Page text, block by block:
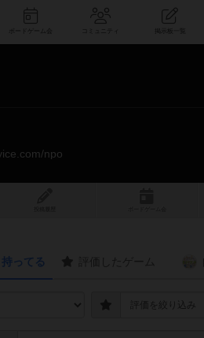
コミュニティ
npo
持ってる